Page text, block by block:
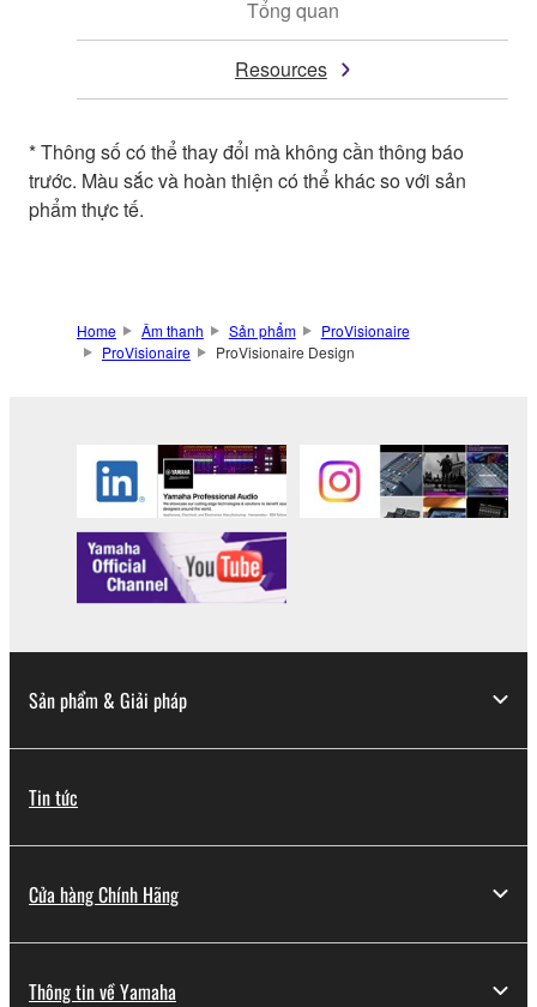
Tổng quan
Resources
* Thông số có thể thay đổi mà không cần thông báo
trước. Màu sắc và hoàn thiện có thể khác so với sản
phẩm thực tế.
Home Âm thanh Sản phẩm
ProVisionaire
ProVisionaire
ProVisionaire Design
Sản phẩm & Giải pháp
Tin tức
Cửa hàng Chính Hãng
Thông tin về Yamaha